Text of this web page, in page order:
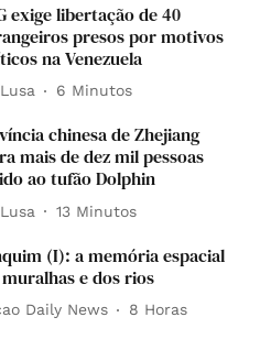
exige libertação de 40
presos por motivos
na Venezuela
6 Minutos
chinesa de Zhejiang
mais de dez mil pessoas
ao tufão Dolphin
13 Minutos
(I): a memória espacial
e dos rios
Daily News 8 Horas